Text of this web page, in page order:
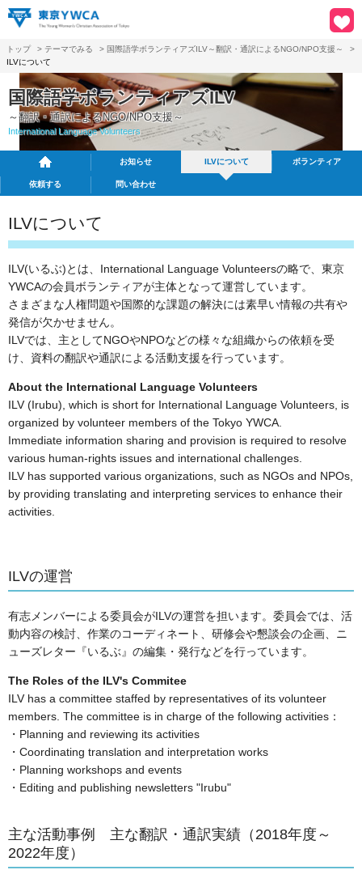
トップ > テーマでみる > 国際語学ボランティアズILV～翻訳・通訳によるNGO/NPO支援～
>
ILVについて
国際語学ボランティアズILV
～翻訳・通訳によるNGO/NPO支援～
International Language Volunteers
お知らせ ILVについて ボランティア
依頼する 問い合わせ
ILVについて
ILV(いるぶ)とは、International Language Volunteersの略で、東京
YWCAの会員ボランティアが主体となって運営しています。
さまざまな人権問題や国際的な課題の解決には素早い情報の共有や
発信が欠かせません。
ILVでは、主としてNGOやNPOなどの様々な組織からの依頼を受
け、資料の翻訳や通訳による活動支援を行っています。
About the International Language Volunteers
ILV (Irubu), which is short for International Language Volunteers, is
organized by volunteer members of the Tokyo YWCA.
Immediate information sharing and provision is required to resolve
various human-rights issues and international challenges.
ILV has supported various organizations, such as NGOs and NPOs,
by providing translating and interpreting services to enhance their
activities.
ILVの運営
有志メンバーによる委員会がILVの運営を担います。委員会では、活
動内容の検討、作業のコーディネート、研修会や懇談会の企画、ニ
ューズレター『いるぶ』の編集・発行などを行っています。
The Roles of the ILV's Commitee
ILV has a committee staffed by representatives of its volunteer
members. The committee is in charge of the following activities：
・Planning and reviewing its activities
・Coordinating translation and interpretation works
・Planning workshops and events
・Editing and publishing newsletters "Irubu"
主な活動事例 主な翻訳・通訳実績（2018年度～
2022年度）